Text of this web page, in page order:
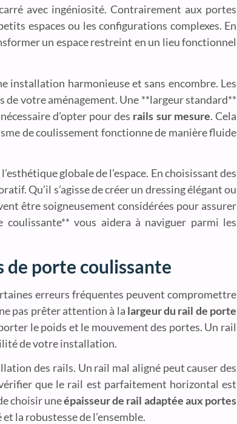
avec ingéniosité. Contrairement aux portes
espaces ou les configurations complexes. En
un espace restreint en un lieu fonctionnel
installation harmonieuse et sans encombre. Les
votre aménagement. Une **largeur standard**
d’opter pour des rails sur mesure. Cela
de coulissement fonctionne de manière fluide
globale de l’espace. En choisissant des
Qu’il s’agisse de créer un dressing élégant ou
être soigneusement considérées pour assurer
vous aidera à naviguer parmi les
de porte coulissante
erreurs fréquentes peuvent compromettre
pas prêter attention à la largeur du rail de porte
le poids et le mouvement des portes. Un rail
de votre installation.
des rails. Un rail mal aligné peut causer des
que le rail est parfaitement horizontal est
choisir uneépaisseur de rail adaptée aux portes
la robustesse de l’ensemble.